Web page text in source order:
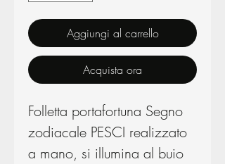
Aggiungi al carrello
Acquista ora
Folletta portafortuna Segno
zodiacale PESCI realizzato
a mano, si illumina al buio